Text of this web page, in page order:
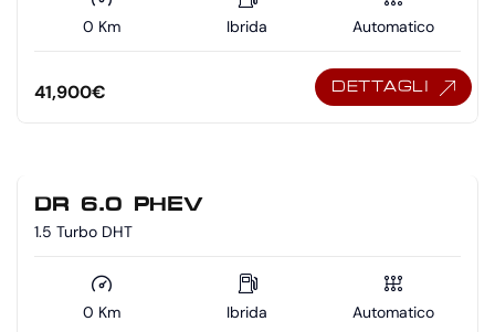
0 Km Ibrida Automatico
41,900€ DETTAGLI
DR 6.0 PHEV
1.5 Turbo DHT
0 Km Ibrida Automatico